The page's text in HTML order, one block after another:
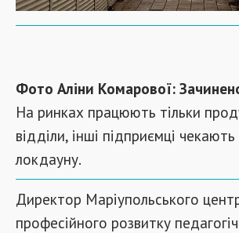
Фото Аліни Комарової:
На ринках працюють тільки
відділи, інші підприємці чекають
локдауну.
Директор Маріупольського
професійного розвитку